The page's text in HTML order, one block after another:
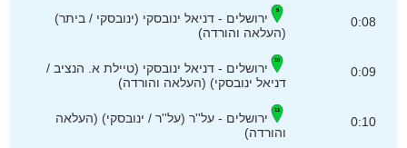
0:08
ירושלים - דניאל ינובסקי (ינובסקי / ביתר)
(העלאה והורדה)
0:09
ירושלים - דניאל ינובסקי (טיילת א. הנציב /
דניאל ינובסקי) (העלאה והורדה)
0:10
ירושלים - על''ר (על''ר / ינובסקי) (העלאה
והורדה)